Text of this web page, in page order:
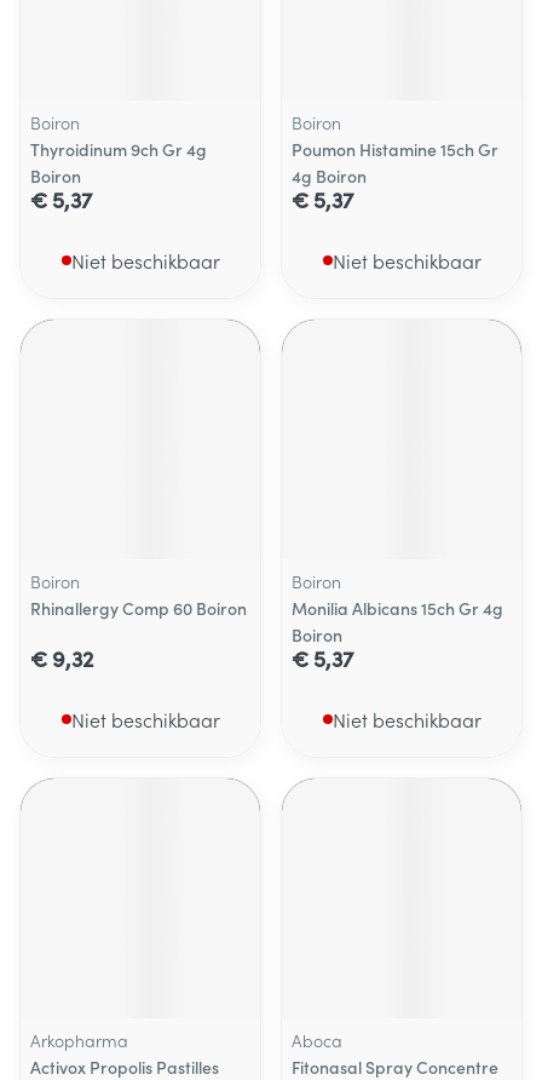
Boiron
Thyroidinum 9ch Gr 4g
Boiron
€ 5,37
Niet beschikbaar
Boiron
Poumon Histamine 15ch Gr
4g Boiron
€ 5,37
Niet beschikbaar
Boiron
Rhinallergy Comp 60 Boiron
€ 9,32
Niet beschikbaar
Boiron
Monilia Albicans 15ch Gr 4g
Boiron
€ 5,37
Niet beschikbaar
Arkopharma
Activox Propolis Pastilles
Aboca
Fitonasal Spray Concentre